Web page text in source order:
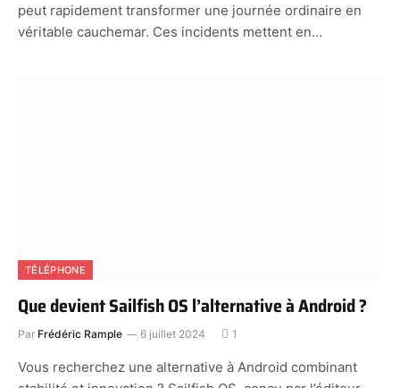
peut rapidement transformer une journée ordinaire en
véritable cauchemar. Ces incidents mettent en…
TÉLÉPHONE
Que devient Sailfish OS l’alternative à Android ?
Par Frédéric Rample 6 juillet 2024 1
Vous recherchez une alternative à Android combinant